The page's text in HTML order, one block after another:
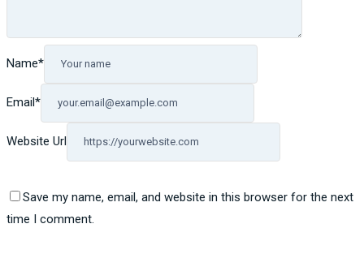
Name*
Email*
Website Url
Save my name, email, and website in this browser for the next
time I comment.